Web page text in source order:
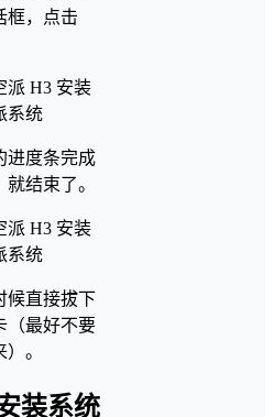
框，点击
进度条完成
就结束了。
候直接拔下
（最好不要
。
装系统